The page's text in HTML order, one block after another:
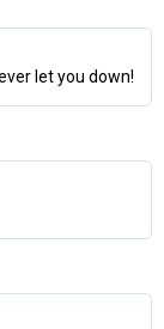
let you down!